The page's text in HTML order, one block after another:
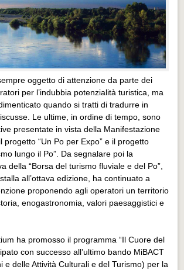
oggetto di attenzione da parte dei
per l’indubbia potenzialità turistica, ma
quando si tratti di tradurre in
Le ultime, in ordine di tempo, sono
presentate in vista della Manifestazione
progetto “Un Po per Expo” e il progetto
lungo il Po”. Da segnalare poi la
della “Borsa del turismo fluviale e del Po”,
all’ottava edizione, ha continuato a
proponendo agli operatori un territorio
enogastronomia, valori paesaggistici e
ha promosso il programma “Il Cuore del
con successo all’ultimo bando MiBACT
e delle Attività Culturali e del Turismo) per la